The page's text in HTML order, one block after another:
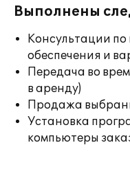
Выполнены
Консультации
обеспечения и
Передача во
в аренду)
Продажа
Установка
компьютеры